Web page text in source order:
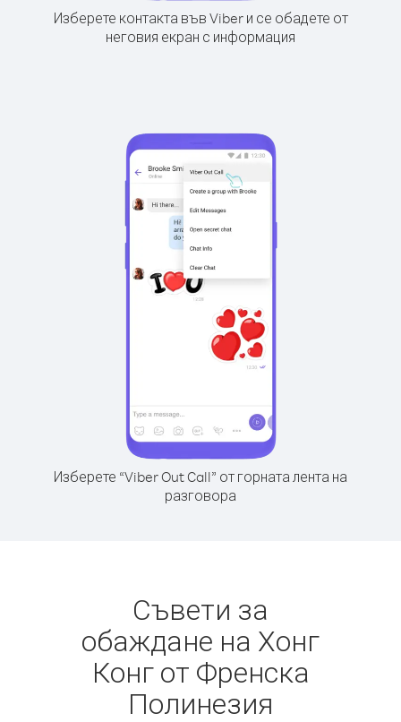
Изберете контакта във Viber и се обадете от
неговия екран с информация
Изберете “Viber Out Call” от горната лента на
разговора
Съвети за
обаждане на Хонг
Конг от Френска
Полинезия